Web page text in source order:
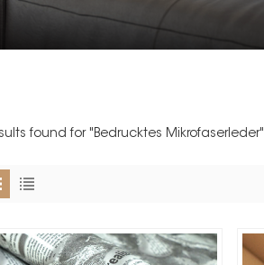
found for "Bedrucktes Mikrofaserleder"